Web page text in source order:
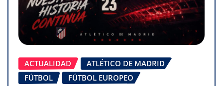
ACTUALIDAD
ATLÉTICO DE MADRID
FÚTBOL
FÚTBOL EUROPEO